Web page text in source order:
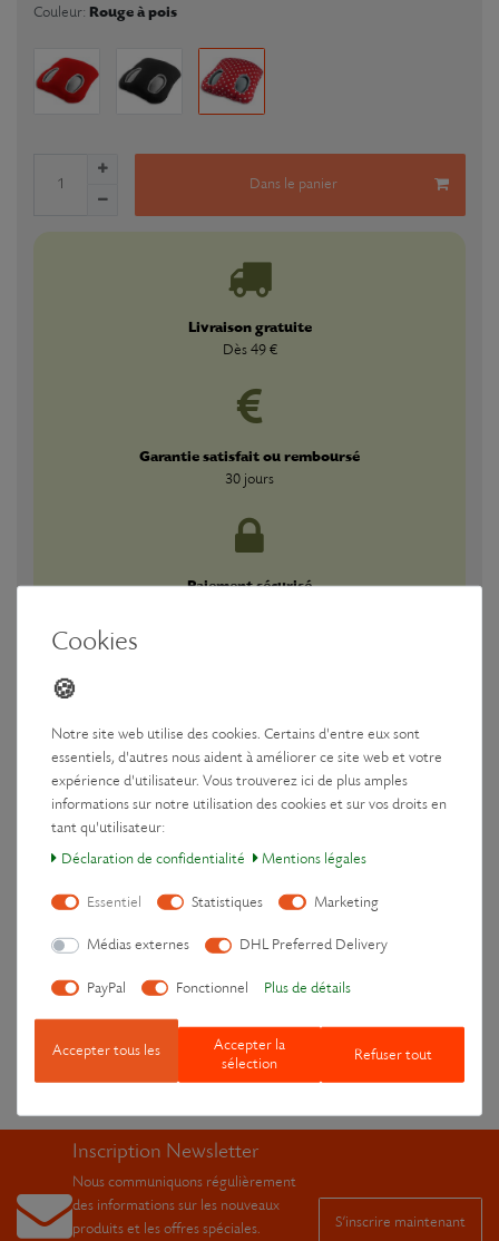
Couleur: Rouge à pois
Dans le panier
Livraison gratuite
Dès 49 €
Garantie satisfait ou remboursé
30 jours
Paiement sécurisé
Téléchargements
Fabricant
Consignes-de-sécurité-et-mode-d’emploi.pdf
Les clients Leschi ont également apprécié
Inscription Newsletter
Nous communiquons régulièrement
des informations sur les nouveaux
produits et les offres spéciales.
S’inscrire maintenant
Cookies
Notre site web utilise des cookies. Certains d'entre eux sont
essentiels, d'autres nous aident à améliorer ce site web et votre
expérience d'utilisateur. Vous trouverez ici de plus amples
informations sur notre utilisation des cookies et sur vos droits en
tant qu'utilisateur:
Déclaration de confidentialité
Mentions légales
Essentiel Statistiques Marketing
Médias externes DHL Preferred Delivery
PayPal Fonctionnel Plus de détails
Accepter tous les
Accepter la
sélection
Refuser tout